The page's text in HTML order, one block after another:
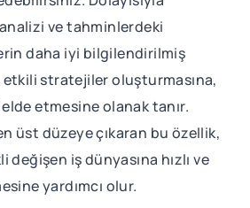
ve tahminlerdeki
daha iyi bilgilendirilmiş
etkili stratejiler oluşturmasına,
etmesine olanak tanır.
üst düzeye çıkaran bu özellik,
iş dünyasına hızlı ve
yardımcı olur.